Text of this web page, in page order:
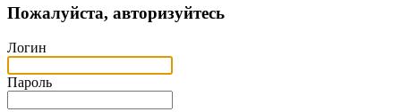
Пожалуйста, авторизуйтесь
Логин
Пароль